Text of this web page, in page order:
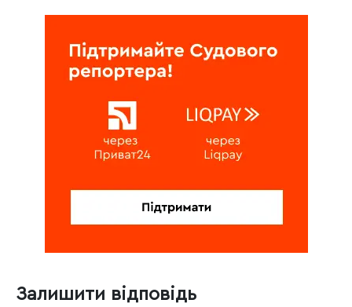
Залишити відповідь